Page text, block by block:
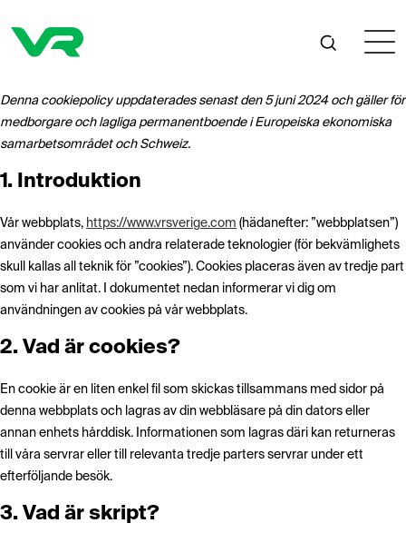
Denna cookiepolicy uppdaterades senast den 5 juni 2024 och gäller för
medborgare och lagliga permanentboende i Europeiska ekonomiska
samarbetsområdet och Schweiz.
1. Introduktion
Vår webbplats, https://www.vrsverige.com (hädanefter: ”webbplatsen”)
använder cookies och andra relaterade teknologier (för bekvämlighets
skull kallas all teknik för ”cookies”). Cookies placeras även av tredje part
som vi har anlitat. I dokumentet nedan informerar vi dig om
användningen av cookies på vår webbplats.
2. Vad är cookies?
En cookie är en liten enkel fil som skickas tillsammans med sidor på
denna webbplats och lagras av din webbläsare på din dators eller
annan enhets hårddisk. Informationen som lagras däri kan returneras
till våra servrar eller till relevanta tredje parters servrar under ett
efterföljande besök.
3. Vad är skript?